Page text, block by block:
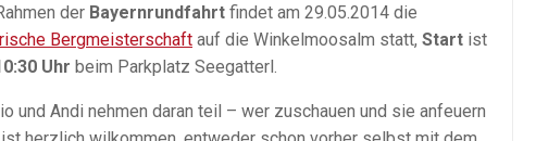
der Bayernrundfahrt findet am 29.05.2014 die
Bergmeisterschaft auf die Winkelmoosalm statt, Start ist
Uhr beim Parkplatz Seegatterl.
und Andi nehmen daran teil – wer zuschauen und sie anfeuern